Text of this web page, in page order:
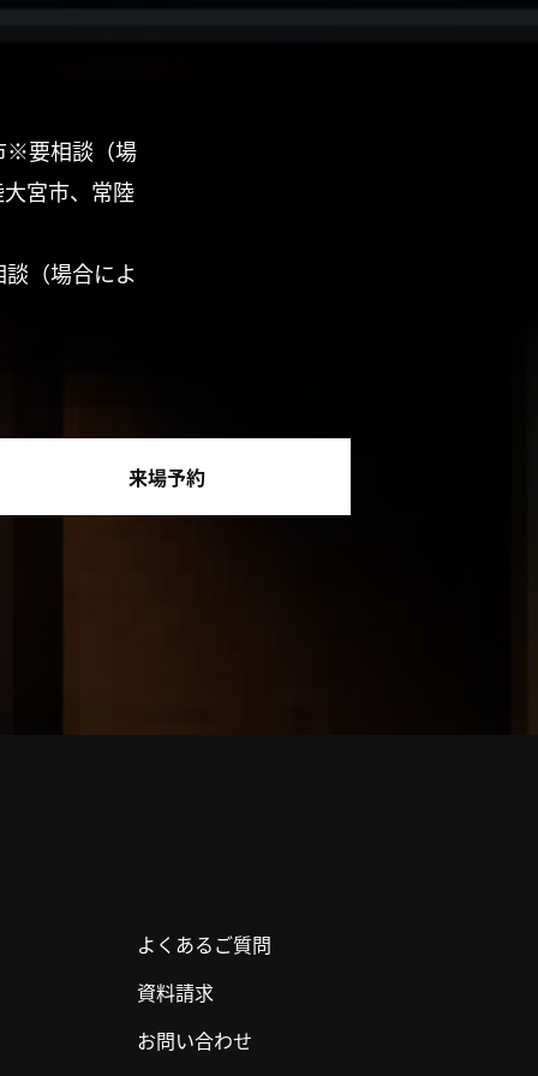
※要相談（場
宮市、常陸
（場合によ
来場予約
よくあるご質問
資料請求
お問い合わせ